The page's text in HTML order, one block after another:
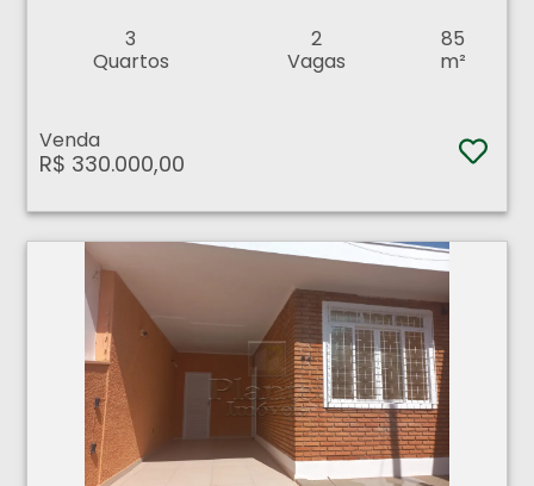
3
Quartos
2
Vagas
85
m²
Venda
R$ 330.000,00